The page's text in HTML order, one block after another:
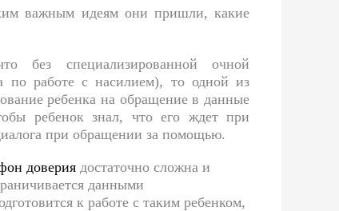
важным идеям они пришли, какие
без специализированной очной
по работе с насилием), то одной из
ребенка на обращение в данные
ребенок знал, что его ждет при
при обращении за помощью.
доверия достаточно сложна и
данными
к работе с таким ребенком,